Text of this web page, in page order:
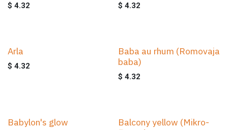
$ 4.32 $ 4.32
Arla
$ 4.32
Baba au rhum (Romovaja
baba)
$ 4.32
Babylon's glow
Balcony yellow (Mikro-